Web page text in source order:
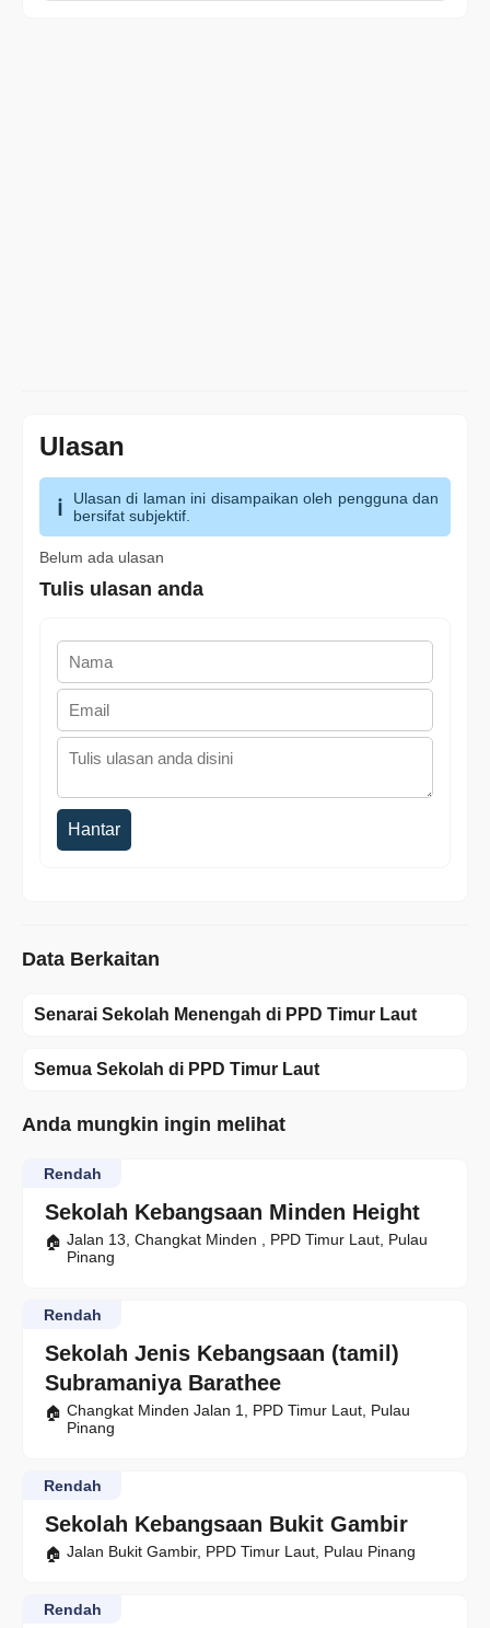
Ulasan
Ulasan di laman ini disampaikan oleh pengguna dan
bersifat subjektif.
Belum ada ulasan
Tulis ulasan anda
Hantar
Data Berkaitan
Senarai Sekolah Menengah di PPD Timur Laut
Semua Sekolah di PPD Timur Laut
Anda mungkin ingin melihat
Sekolah Kebangsaan Minden Height
Rendah
Jalan 13, Changkat Minden , PPD Timur Laut, Pulau
Pinang
Sekolah Jenis Kebangsaan (tamil)
Subramaniya Barathee
Rendah
Changkat Minden Jalan 1, PPD Timur Laut, Pulau
Pinang
Sekolah Kebangsaan Bukit Gambir
Rendah
Jalan Bukit Gambir, PPD Timur Laut, Pulau Pinang
Rendah